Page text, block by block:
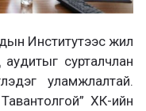
Институтээс жил
сурталчлан
уламжлалтай.
ХК-ийн